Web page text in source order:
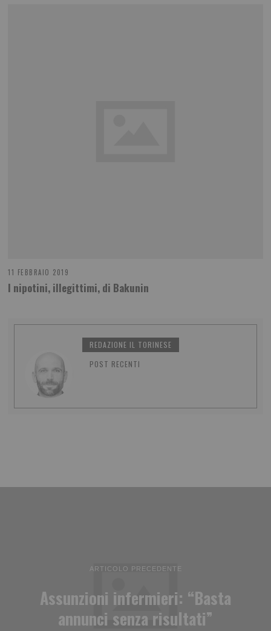
11 FEBBRAIO 2019
I nipotini, illegittimi, di Bakunin
REDAZIONE IL TORINESE
POST RECENTI
ARTICOLO PRECEDENTE
Assunzioni infermieri: “Basta
annunci senza risultati”